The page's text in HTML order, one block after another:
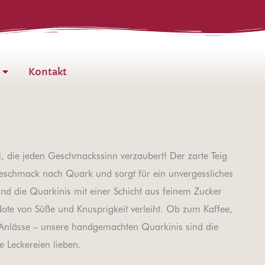
Kontakt
die jeden Geschmackssinn verzaubert! Der zarte Teig
nach Quark und sorgt für ein unvergessliches
die Quarkinis mit einer Schicht aus feinem Zucker
von Süße und Knusprigkeit verleiht. Ob zum Kaffee,
– unsere handgemachten Quarkinis sind die
Leckereien lieben.